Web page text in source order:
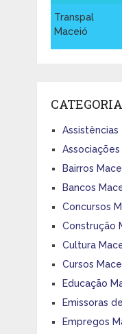
Transpal
Maceió
Assistências
Bairros
Bancos
Concursos
Construção
Cultura
Cursos
Educação
Emissoras
Empregos